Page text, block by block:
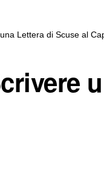
Lettera di Scuse al